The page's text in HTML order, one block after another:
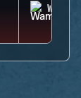
WAMAI